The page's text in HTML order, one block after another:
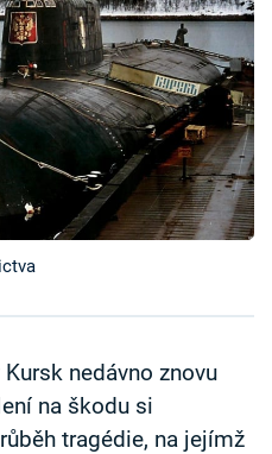
nedávno znovu
na škodu si
tragédie, na jejímž